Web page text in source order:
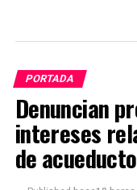
PORTADA
Denuncian
intereses
de